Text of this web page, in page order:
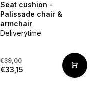
Seat cushion -
Palissade chair &
armchair
Deliverytime
€39,00
€33,15